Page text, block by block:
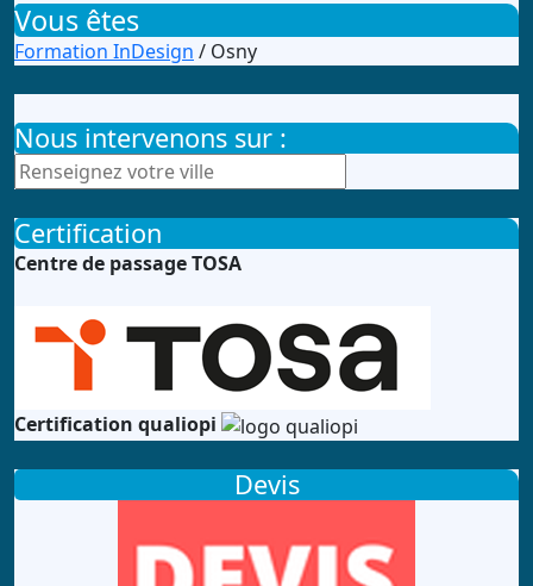
Vous êtes
Formation InDesign / Osny
Nous intervenons sur :
Certification
Centre de passage TOSA
Certification qualiopi
Devis